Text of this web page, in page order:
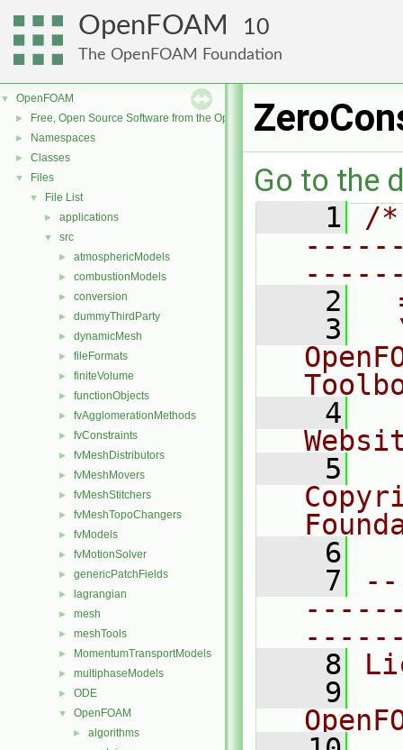
OpenFOAM 10
The OpenFOAM Foundation
▼ OpenFOAM
► Free, Open Source Software from the OpenFOAM Foundation
► Namespaces
► Classes
▼ Files
▼ File List
► applications
▼ src
► atmosphericModels
► combustionModels
► conversion
► dummyThirdParty
► dynamicMesh
► fileFormats
► finiteVolume
► functionObjects
► fvAgglomerationMethods
► fvConstraints
► fvMeshDistributors
► fvMeshMovers
► fvMeshStitchers
► fvMeshTopoChangers
► fvModels
► fvMotionSolver
► genericPatchFields
► lagrangian
► mesh
► meshTools
► MomentumTransportModels
► multiphaseModels
► ODE
▼ OpenFOAM
► algorithms
Go to the
    1
/
    2
    3
    4
    5
    6
    7
    8
    9